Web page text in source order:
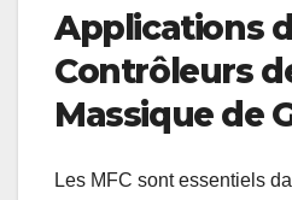
Applications
Contrôleurs
Massique de
Les MFC sont essentiels